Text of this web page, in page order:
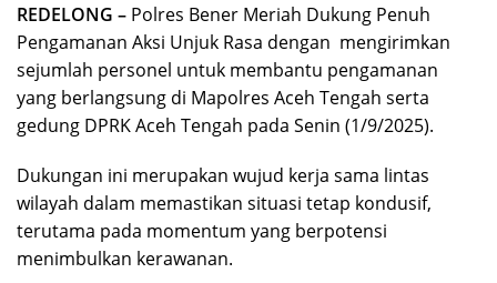
REDELONG – Polres Bener Meriah Dukung Penuh
Pengamanan Aksi Unjuk Rasa dengan mengirimkan
sejumlah personel untuk membantu pengamanan
yang berlangsung di Mapolres Aceh Tengah serta
gedung DPRK Aceh Tengah pada Senin (1/9/2025).
Dukungan ini merupakan wujud kerja sama lintas
wilayah dalam memastikan situasi tetap kondusif,
terutama pada momentum yang berpotensi
menimbulkan kerawanan.